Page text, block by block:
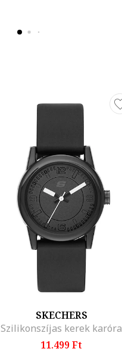
SKECHERS
Szilikonszíjas kerek karóra
11.499 Ft